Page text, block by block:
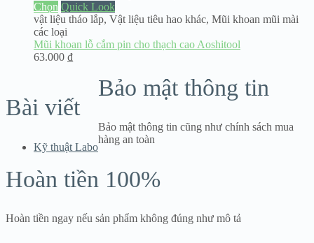
Chọn Quick Look
vật liệu tháo lắp, Vật liệu tiêu hao khác, Mũi khoan mũi mài
các loại
Mũi khoan lỗ cắm pin cho thạch cao Aoshitool
63.000 ₫
Bài viết
Kỹ thuật Labo
Bảo mật thông tin
Bảo mật thông tin cũng như chính sách mua
hàng an toàn
Hoàn tiền 100%
Hoàn tiền ngay nếu sản phẩm không đúng như mô tả